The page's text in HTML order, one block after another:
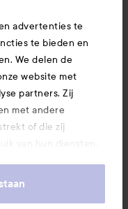
advertenties te
te bieden en
We delen de
website met
partners. Zij
met andere
of die zij
van hun diensten.
informatie over